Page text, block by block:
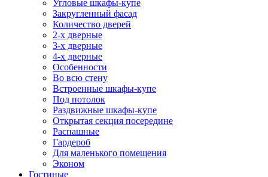
Угловые шкафы-купе
Закругленный фасад
Количество дверей
2-х дверные
3-х дверные
4-х дверные
Особенности
Во всю стену
Встроенные шкафы-купе
Под потолок
Раздвижные шкафы-купе
Открытая секция посередине
Распашные
Гардероб
Для маленького помещения
Эконом
Гостиные